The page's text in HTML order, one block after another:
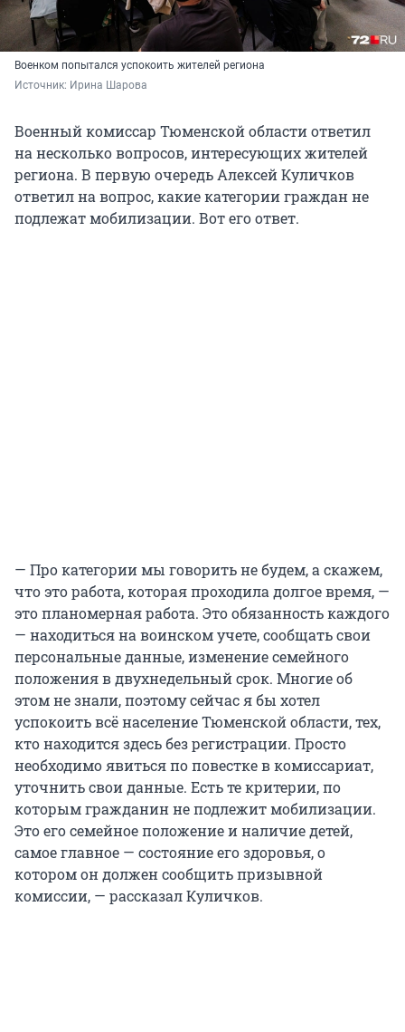
Военком попытался успокоить жителей региона
Источник: Ирина Шарова
Военный комиссар Тюменской области ответил
на несколько вопросов, интересующих жителей
региона. В первую очередь Алексей Куличков
ответил на вопрос, какие категории граждан не
подлежат мобилизации. Вот его ответ.
— Про категории мы говорить не будем, а скажем,
что это работа, которая проходила долгое время, —
это планомерная работа. Это обязанность каждого
— находиться на воинском учете, сообщать свои
персональные данные, изменение семейного
положения в двухнедельный срок. Многие об
этом не знали, поэтому сейчас я бы хотел
успокоить всё население Тюменской области, тех,
кто находится здесь без регистрации. Просто
необходимо явиться по повестке в комиссариат,
уточнить свои данные. Есть те критерии, по
которым гражданин не подлежит мобилизации.
Это его семейное положение и наличие детей,
самое главное — состояние его здоровья, о
котором он должен сообщить призывной
комиссии, — рассказал Куличков.